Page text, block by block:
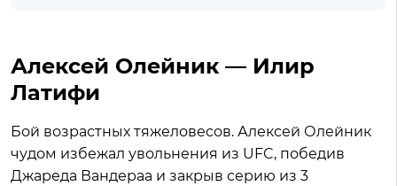
Алексей Олейник — Илир
Латифи
Бой возрастных тяжеловесов. Алексей Олейник
чудом избежал увольнения из UFC, победив
Джареда Вандераа и закрыв серию из 3